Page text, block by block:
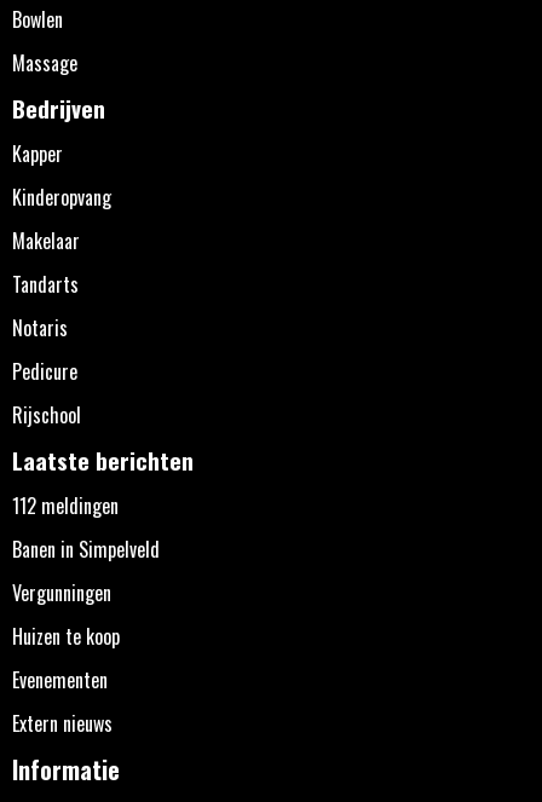
Bowlen
Massage
Bedrijven
Kapper
Kinderopvang
Makelaar
Tandarts
Notaris
Pedicure
Rijschool
Laatste berichten
112 meldingen
Banen in Simpelveld
Vergunningen
Huizen te koop
Evenementen
Extern nieuws
Informatie